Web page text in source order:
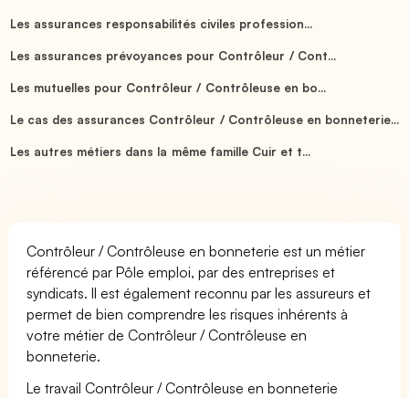
Les assurances responsabilités civiles profession...
Les assurances prévoyances pour Contrôleur / Cont...
Les mutuelles pour Contrôleur / Contrôleuse en bo...
Le cas des assurances Contrôleur / Contrôleuse en bonneterie...
Les autres métiers dans la même famille Cuir et t...
Contrôleur / Contrôleuse en bonneterie est un métier
référencé par Pôle emploi, par des entreprises et
syndicats. Il est également reconnu par les assureurs et
permet de bien comprendre les risques inhérents à
votre métier de Contrôleur / Contrôleuse en
bonneterie.
Le travail Contrôleur / Contrôleuse en bonneterie